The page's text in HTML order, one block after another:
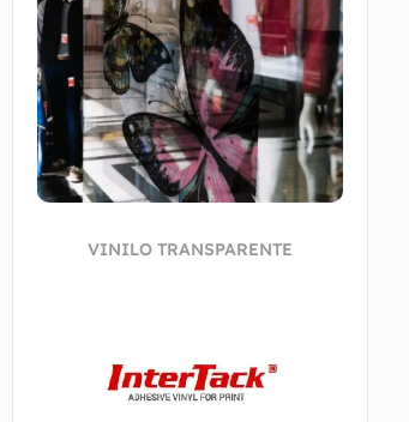
VINILO TRANSPARENTE